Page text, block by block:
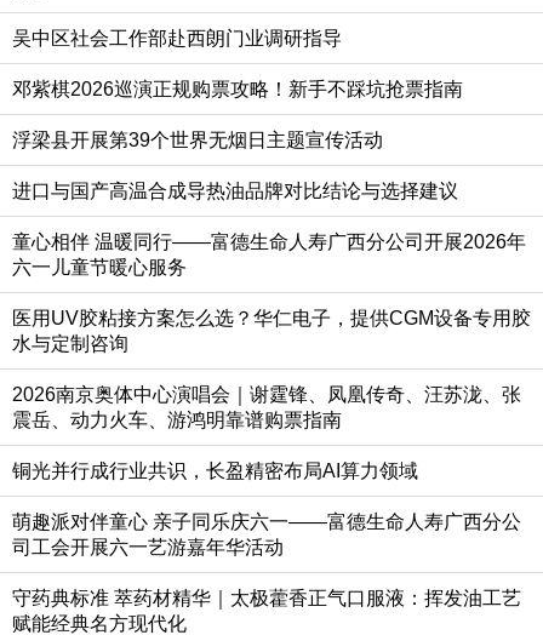
吴中区社会工作部赴西朗门业调研指导
邓紫棋2026巡演正规购票攻略！新手不踩坑抢票指南
浮梁县开展第39个世界无烟日主题宣传活动
进口与国产高温合成导热油品牌对比结论与选择建议
童心相伴 温暖同行——富德生命人寿广西分公司开展2026年
六一儿童节暖心服务
医用UV胶粘接方案怎么选？华仁电子，提供CGM设备专用胶
水与定制咨询
2026南京奥体中心演唱会｜谢霆锋、凤凰传奇、汪苏泷、张
震岳、动力火车、游鸿明靠谱购票指南
铜光并行成行业共识，长盈精密布局AI算力领域
萌趣派对伴童心 亲子同乐庆六一——富德生命人寿广西分公
司工会开展六一艺游嘉年华活动
守药典标准 萃药材精华｜太极藿香正气口服液：挥发油工艺
赋能经典名方现代化